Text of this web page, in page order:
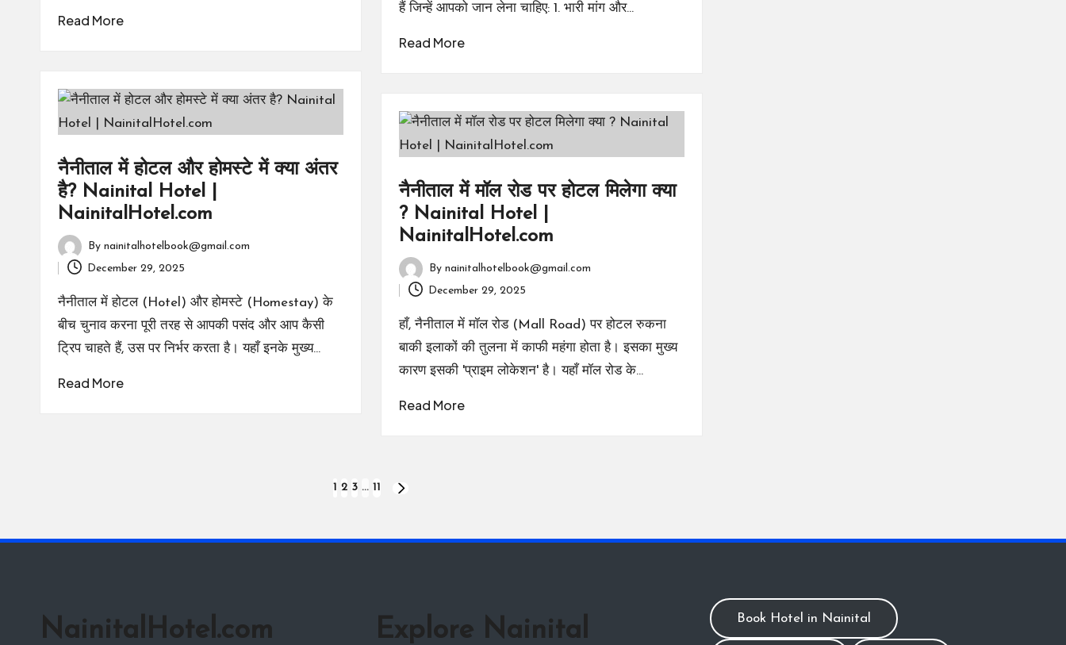
Read More
हैं जिन्हें आपको जान लेना चाहिए: 1. भारी मांग और…
Read More
नैनीताल में होटल और होमस्टे में क्या अंतर
है? Nainital Hotel |
NainitalHotel.com
Posted
by
By nainitalhotelbook@gmail.com
December 29, 2025
नैनीताल में होटल (Hotel) और होमस्टे (Homestay) के
बीच चुनाव करना पूरी तरह से आपकी पसंद और आप कैसी
ट्रिप चाहते हैं, उस पर निर्भर करता है। यहाँ इनके मुख्य…
Read More
नैनीताल में मॉल रोड पर होटल मिलेगा क्या
? Nainital Hotel |
NainitalHotel.com
Posted
by
By nainitalhotelbook@gmail.com
December 29, 2025
हाँ, नैनीताल में मॉल रोड (Mall Road) पर होटल रुकना
बाकी इलाकों की तुलना में काफी महंगा होता है। इसका मुख्य
कारण इसकी 'प्राइम लोकेशन' है। यहाँ मॉल रोड के…
Read More
1 2 3 … 11
NainitalHotel.com Explore Nainital Book Hotel in Nainital